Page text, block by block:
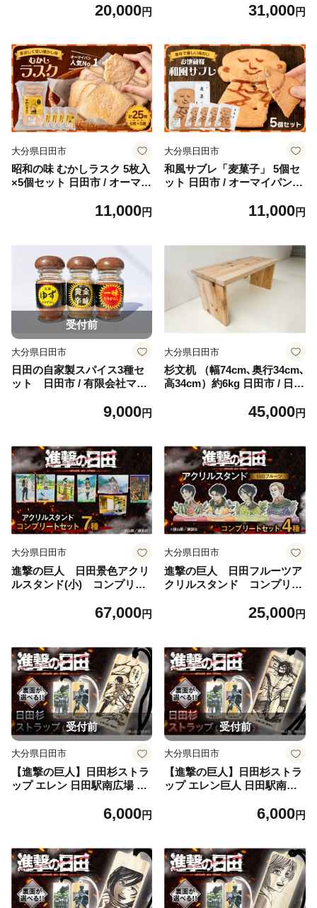
ル 瓶ビール 飲み比べ 日田市
20,000円
比べ 日田市 / 株式会社HK企
31,000円
大分県日田市
昭和の味 むかしラスク 5枚入
×5個セット 日田市 / オーマイ
11,000円
大分県日田市
和風サブレ「麦菓子」 5個セ
ット 日田市 / オーマイパン有
11,000円
受付前
大分県日田市
日田の自家製スパイス3種セ
ット 日田市 / 有限会社マル
9,000円
大分県日田市
杉文机 （幅74cm､奥行34cm､
高34cm）約6kg 日田市 / 日田
45,000円
大分県日田市
進撃の巨人 日田景色アクリ
ルスタンド(小) コンプリー
67,000円
大分県日田市
進撃の巨人 日田フルーツア
クリルスタンド コンプリー
25,000円
受付前
大分県日田市
【進撃の巨人】日田杉ストラ
ップ エレン 日田駅南広場 グ
限会社丸記屋 [ARGH005]
6,000円
受付前
大分県日田市
【進撃の巨人】日田杉ストラ
ップ エレン巨人 日田駅南広
／ 有限会社丸記屋 [ARGH00
6,000円